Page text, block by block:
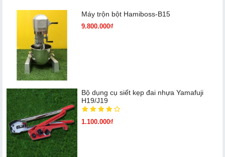
Máy trộn bột Hamiboss-B15
9.800.000₫
Bộ dụng cụ siết kẹp đai nhựa Yamafuji
H19/J19
1.100.000₫